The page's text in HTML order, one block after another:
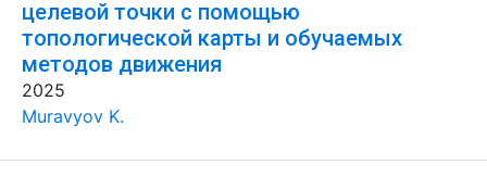
целевой точки с помощью
топологической карты и обучаемых
методов движения
2025
Muravyov K.